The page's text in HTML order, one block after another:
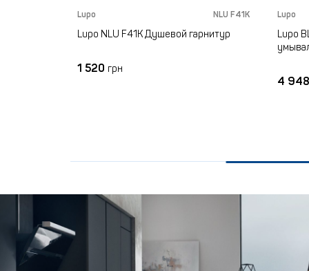
Lupo NLU F41K
Lupo NLU F41K Душевой гарнитур
1 520 грн
Lupo
Lupo
4 948